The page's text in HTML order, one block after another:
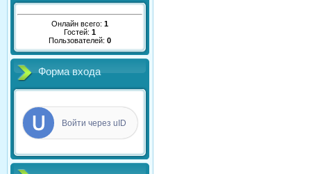
Онлайн всего: 1
Гостей: 1
Пользователей: 0
Форма входа
Войти через uID